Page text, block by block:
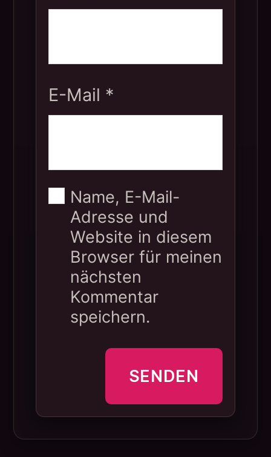
E-Mail *
Name, E-Mail-
Adresse und
Website in diesem
Browser für meinen
nächsten
Kommentar
speichern.